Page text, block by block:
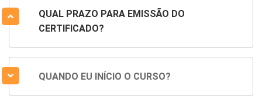
QUAL PRAZO PARA EMISSÃO DO
CERTIFICADO?
QUANDO EU INÍCIO O CURSO?